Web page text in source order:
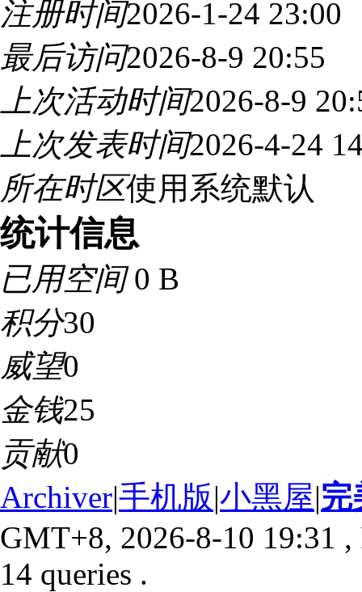
注册时间2026-1-24 23:00
最后访问2026-8-9 20:55
上次活动时间2026-8-9
上次发表时间2026-4-24
所在时区使用系统默认
统计信息
已用空间0 B
积分30
威望0
金钱25
贡献0
Archiver|手机版|小黑屋|完
GMT+8, 2026-8-10 19:31 ,
14 queries .